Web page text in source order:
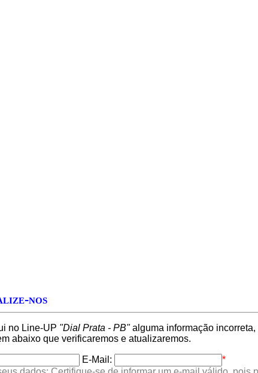
nos
no Line-UP "Dial Prata - PB"alguma informação
abaixo que verificaremos e atualizaremos.
E-Mail:
*